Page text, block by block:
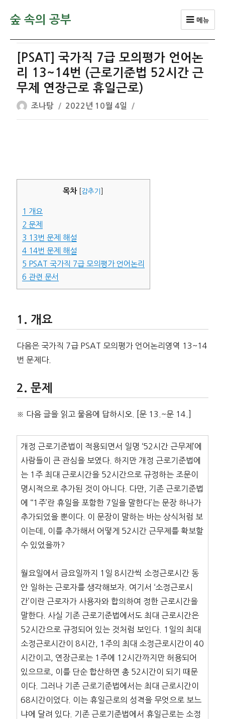
숲 속의 공부 메뉴
[PSAT] 국가직 7급 모의평가 언어논
리 13~14번 (근로기준법 52시간 근
무제 연장근로 휴일근로)
글
쓴
조나탕
작
성
2022년 10월 4일
목차 감추기
1 개요
2 문제
3 13번 문제 해설
414번 문제 해설
5 PSAT 국가직 7급 모의평가 언어논리
6 관련 문서
개요
다음은 국가직 7급 PSAT 모의평가 언어논리영역 13~14
번 문제다.
문제
※ 다음 글을 읽고 물음에 답하시오. [문 13.~문 14.]
개정 근로기준법이 적용되면서 일명 ‘52시간 근무제’에
사람들이 큰 관심을 보였다. 하지만 개정 근로기준법에
는 1주 최대 근로시간을 52시간으로 규정하는 조문이
명시적으로 추가된 것이 아니다. 다만, 기존 근로기준법
에 ‘‘1주’란 휴일을 포함한 7일을 말한다’는 문장 하나가
추가되었을 뿐이다. 이 문장이 말하는 바는 상식처럼 보
이는데, 이를 추가해서 어떻게 52시간 근무제를 확보할
수 있었을까?
월요일에서 금요일까지 1일 8시간씩 소정근로시간 동
안 일하는 근로자를 생각해보자. 여기서 ‘소정근로시
간’이란 근로자가 사용자와 합의하여 정한 근로시간을
말한다. 사실 기존 근로기준법에서도 최대 근로시간은
52시간으로 규정되어 있는 것처럼 보인다. 1일의 최대
소정근로시간이 8시간, 1주의 최대 소정근로시간이 40
시간이고, 연장근로는 1주에 12시간까지만 허용되어
있으므로, 이를 단순 합산하면 총 52시간이 되기 때문
이다. 그러나 기존 근로기준법에서는 최대 근로시간이
68시간이었다. 이는 휴일근로의 성격을 무엇으로 보느
냐에 달려 있다. 기존 근로기준법에서 휴일근로는 소정